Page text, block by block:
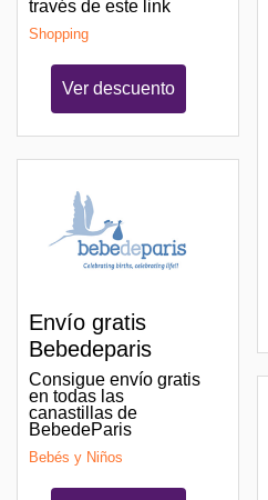
través de este link
Shopping
Ver descuento
Envío gratis
Bebedeparis
Consigue envío gratis
en todas las
canastillas de
BebedeParis
Bebés y Niños